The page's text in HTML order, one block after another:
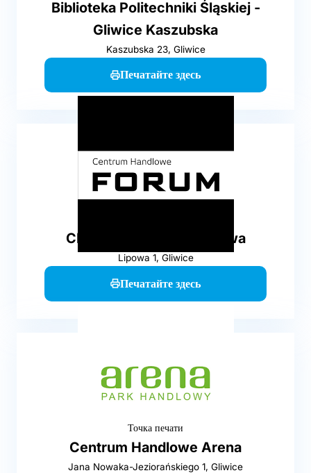
Biblioteka Politechniki Śląskiej -
Gliwice Kaszubska
Kaszubska 23, Gliwice
Печатайте здесь
CH Forum - Gliwice Lipowa
Lipowa 1, Gliwice
Печатайте здесь
Точка печати
Centrum Handlowe Arena
Jana Nowaka-Jeziorańskiego 1, Gliwice